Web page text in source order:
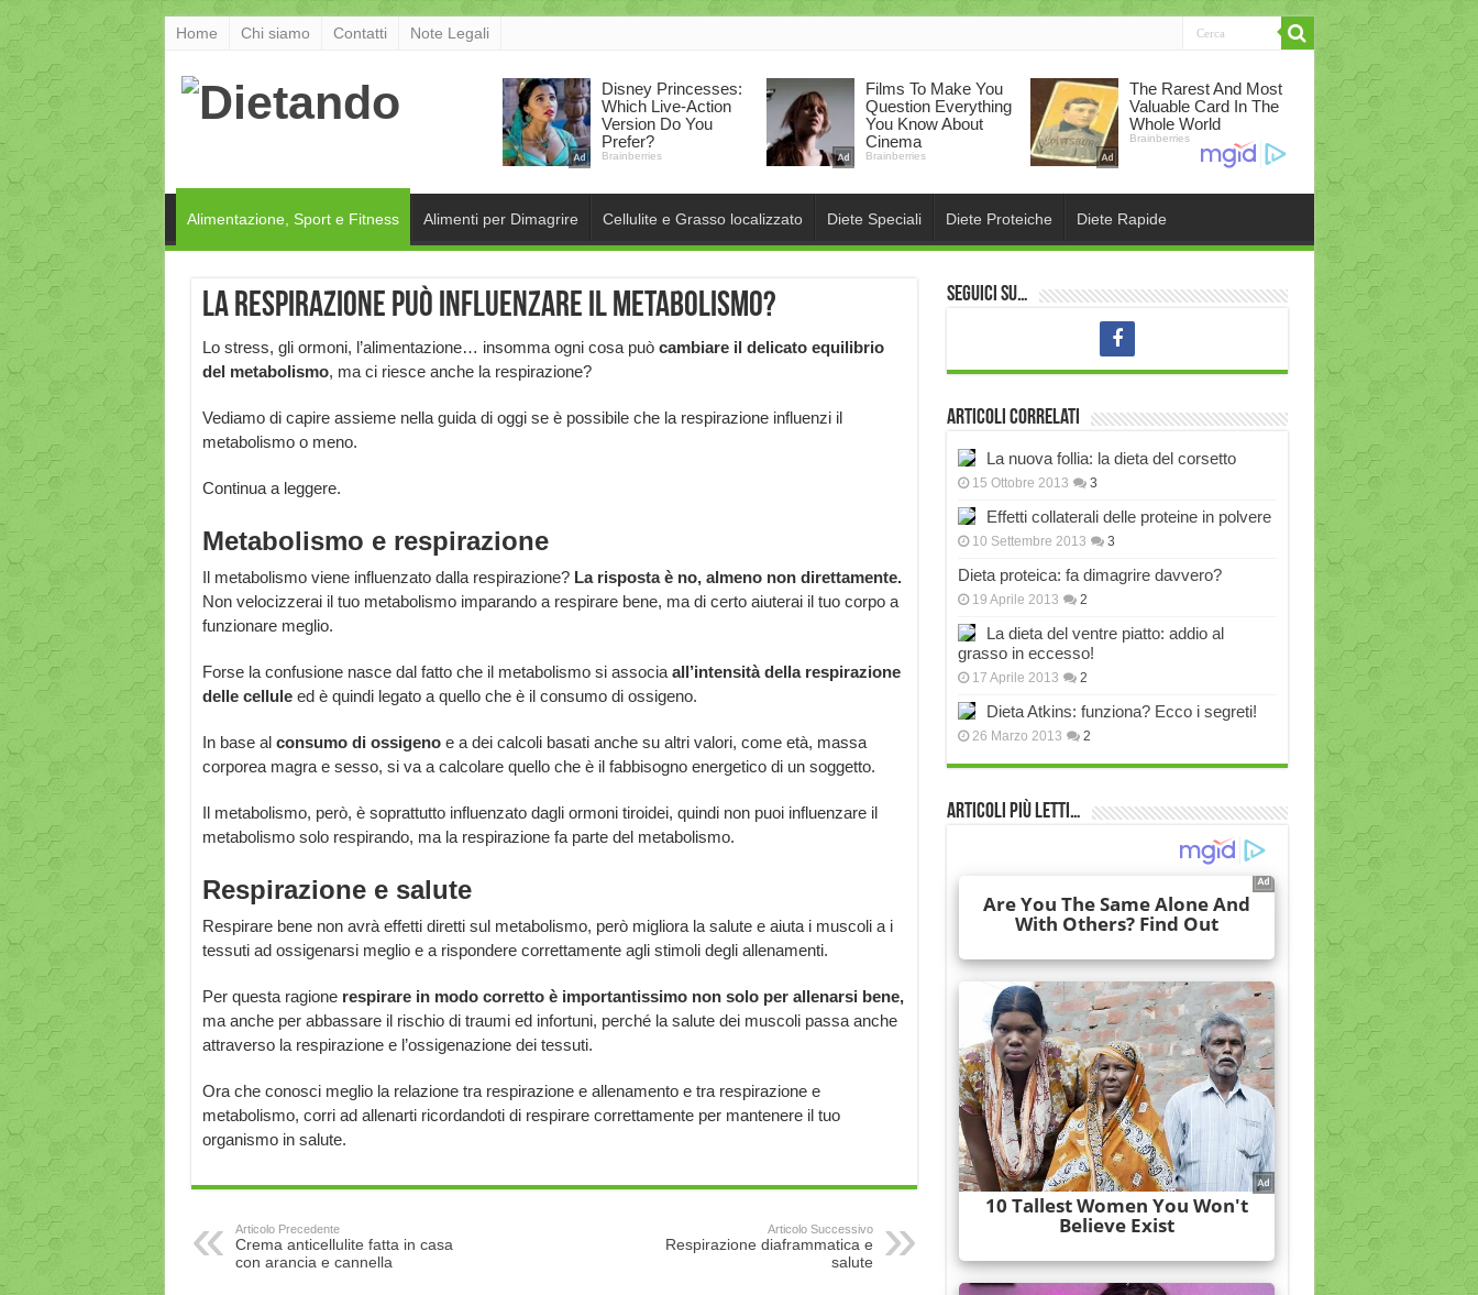
Home Chi siamo Contatti Note Legali
Alimentazione, Sport e Fitness Alimenti per Dimagrire Cellulite e Grasso localizzato Diete Speciali Diete Proteiche Diete Rapide
La respirazione può influenzare il metabolismo?
Lo stress, gli ormoni, l’alimentazione… insomma ogni cosa può cambiare il delicato equilibrio
del metabolismo, ma ci riesce anche la respirazione?
Vediamo di capire assieme nella guida di oggi se è possibile che la respirazione influenzi il
metabolismo o meno.
Continua a leggere.
Metabolismo e respirazione
Il metabolismo viene influenzato dalla respirazione? La risposta è no, almeno non direttamente.
Non velocizzerai il tuo metabolismo imparando a respirare bene, ma di certo aiuterai il tuo corpo a
funzionare meglio.
Forse la confusione nasce dal fatto che il metabolismo si associa all’intensità della respirazione
delle cellule ed è quindi legato a quello che è il consumo di ossigeno.
In base al consumo di ossigenoe a dei calcoli basati anche su altri valori, come età, massa
corporea magra e sesso, si va a calcolare quello che è il fabbisogno energetico di un soggetto.
Il metabolismo, però, è soprattutto influenzato dagli ormoni tiroidei, quindi non puoi influenzare il
metabolismo solo respirando, ma la respirazione fa parte del metabolismo.
Respirazione e salute
Respirare bene non avrà effetti diretti sul metabolismo, però migliora la salute e aiuta i muscoli a i
tessuti ad ossigenarsi meglio e a rispondere correttamente agli stimoli degli allenamenti.
Per questa ragione respirare in modo corretto è importantissimo non solo per allenarsi bene,
ma anche per abbassare il rischio di traumi ed infortuni, perché la salute dei muscoli passa anche
attraverso la respirazione e l’ossigenazione dei tessuti.
Ora che conosci meglio la relazione tra respirazione e allenamento e tra respirazione e
metabolismo, corri ad allenarti ricordandoti di respirare correttamente per mantenere il tuo
organismo in salute.
Articolo Precedente
Crema anticellulite fatta in casa
con arancia e cannella
Articolo Successivo
Respirazione diaframmatica e
salute
Seguici su…
Articoli correlati
La nuova follia: la dieta del corsetto
15 Ottobre 2013 3
Effetti collaterali delle proteine in polvere
10 Settembre 2013 3
Dieta proteica: fa dimagrire davvero?
19 Aprile 2013 2
La dieta del ventre piatto: addio al
grasso in eccesso!
17 Aprile 2013 2
Dieta Atkins: funziona? Ecco i segreti!
26 Marzo 2013 2
Articoli più Letti…